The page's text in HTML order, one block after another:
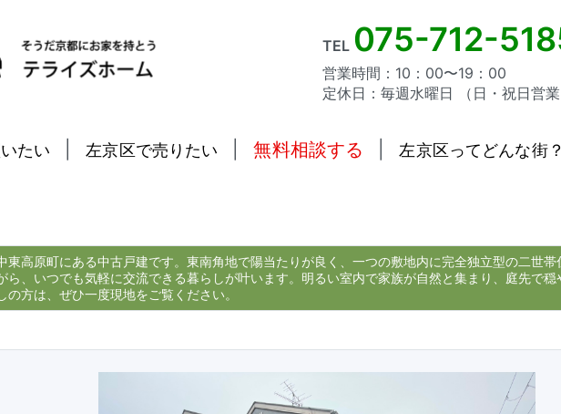
TEL 075-712-
営業時間：10：00〜19：00
定休日：毎週水曜日 （日・祝日営業
たい 左京区で売りたい 無料相談する 左京区ってどんな街？
東高原町にある中古戸建です。東南角地で陽当たりが良く、一つの敷地内に完全独立型の二世
ら、いつでも気軽に交流できる暮らしが叶います。明るい室内で家族が自然と集まり、庭先で
方は、ぜひ一度現地をご覧ください。